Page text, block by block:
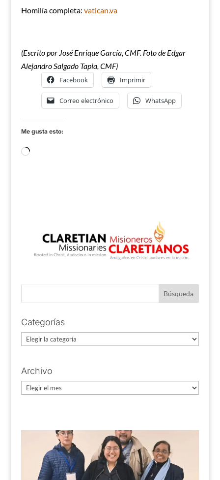
Homilía completa: vatican.va
(Escrito por José Enrique García, CMF. Foto de Edgar
Alejandro Salgado Tapia, CMF)
Facebook Imprimir
Correo electrónico WhatsApp
Me gusta esto:
Cargando...
Categorías
Categorías
Archivo
Archivo